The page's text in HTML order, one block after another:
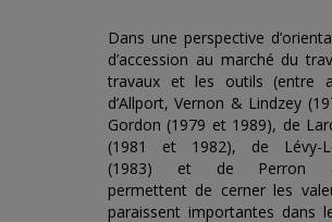
Dans une perspective
d’accession au marché du
travaux et les outils (entre
d’Allport, Vernon & Lindzey
Gordon (1979 et 1989), de
(1981 et 1982), de Lévy-
(1983) et de Perron
permettent de cerner les
paraissent importantes dans